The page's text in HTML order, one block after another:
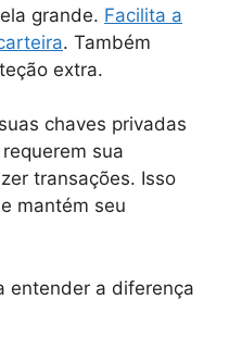
grande. Facilita a
. Também
extra.
chaves privadas
sua
transações. Isso
mantém seu
entender a diferença